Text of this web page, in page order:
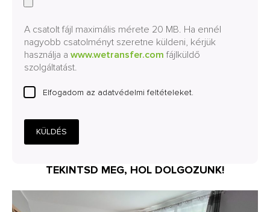
A csatolt fájl maximális mérete 20 MB. Ha ennél
nagyobb csatolményt szeretne küldeni, kérjük
használja a www.wetransfer.com fájlküldő
szolgáltatást.
Elfogadom az adatvédelmi feltételeket.
KÜLDÉS
TEKINTSD MEG, HOL DOLGOZUNK!